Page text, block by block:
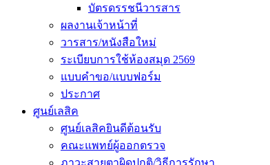
บัตรดรรชนีวารสาร
ผลงานเจ้าหน้าที่
วารสาร/หนังสือใหม่
ระเบียบการใช้ห้องสมุด 2569
แบบคำขอ/แบบฟอร์ม
ประกาศ
ศูนย์เลสิค
ศูนย์เลสิคยินดีต้อนรับ
คณะแพทย์ผู้ออกตรวจ
ภาวะสายตาผิดปกติ/วิธีการรักษา